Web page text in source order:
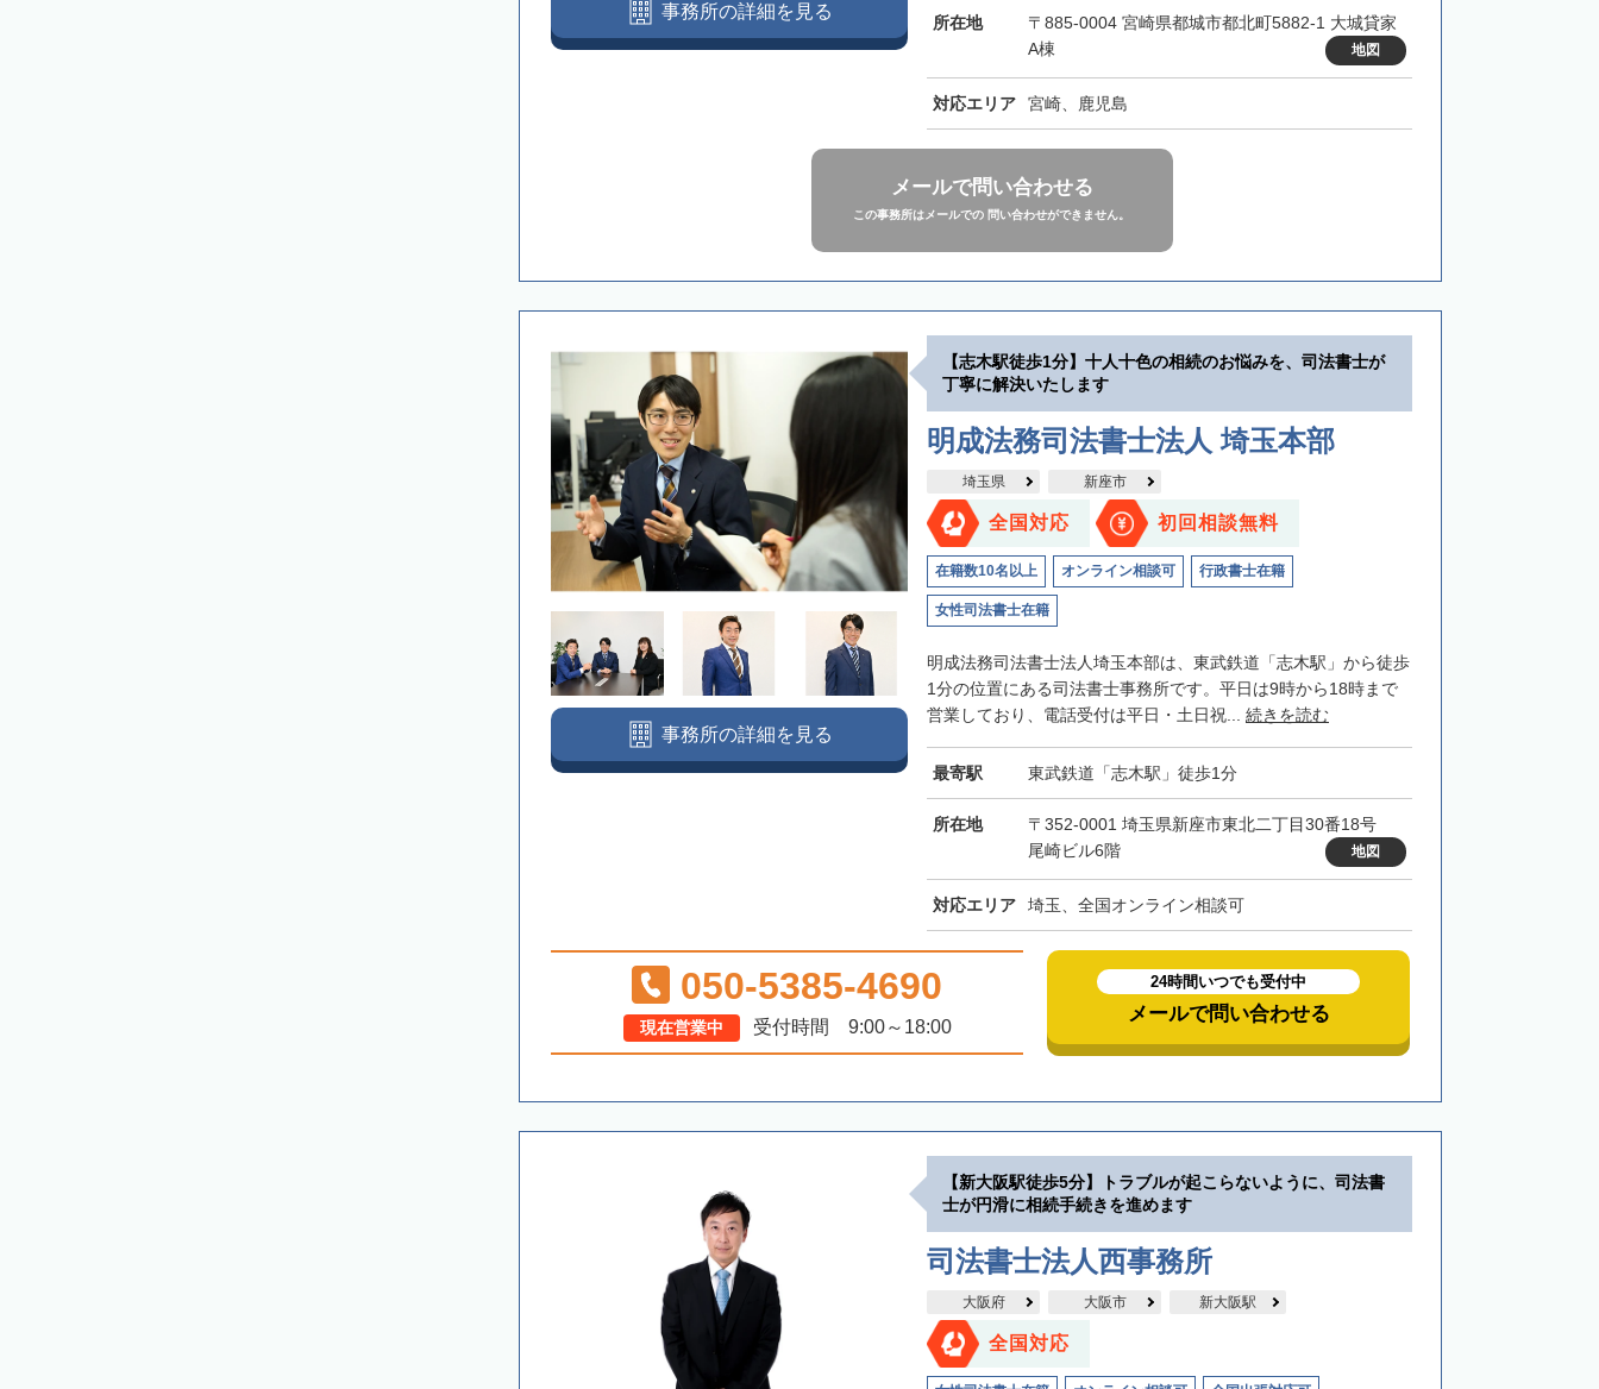
所在地
〒885-0004 宮崎県都城市都北町5882-1 大城貸家
A棟
地図
対応エリア 宮崎、鹿児島
事務所の詳細を見る
メールで問い合わせる
この事務所はメールでの 問い合わせができません。
【志木駅徒歩1分】十人十色の相続のお悩みを、司法書士が
丁寧に解決いたします
明成法務司法書士法人 埼玉本部
埼玉県 新座市
全国対応 初回相談無料
在籍数10名以上 オンライン相談可 行政書士在籍
女性司法書士在籍
明成法務司法書士法人埼玉本部は、東武鉄道「志木駅」から徒歩
1分の位置にある司法書士事務所です。平日は9時から18時まで
営業しており、電話受付は平日・土日祝... 続きを読む
最寄駅 東武鉄道「志木駅」徒歩1分
所在地
〒352-0001 埼玉県新座市東北二丁目30番18号
尾崎ビル6階
地図
対応エリア 埼玉、全国オンライン相談可
事務所の詳細を見る
050-5385-4690
現在営業中 受付時間 9:00～18:00
24時間いつでも受付中
メールで問い合わせる
【新大阪駅徒歩5分】トラブルが起こらないように、司法書
士が円滑に相続手続きを進めます
司法書士法人西事務所
大阪府 大阪市 新大阪駅
全国対応